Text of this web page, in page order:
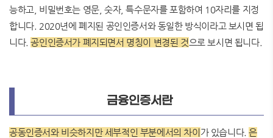
능하고, 비밀번호는 영문, 숫자, 특수문자를 포함하여 10자리를 지정
합니다. 2020년에 폐지된 공인인증서와 동일한 방식이라고 보시면 됩
니다.공인인증서가 폐지되면서 명칭이 변경된 것 으로 보시면 됩니다.
금융인증서란
공동인증서와 비슷하지만 세부적인 부분에서의 차이 가 있습니다.은